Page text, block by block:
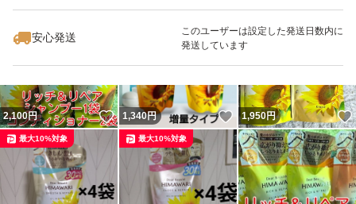
安心発送
このユーザーは設定した発送日数内に
発送しています
2,100円 いいね！
1,340円 いいね！
1,950円
最大10%対象 最大10%対象